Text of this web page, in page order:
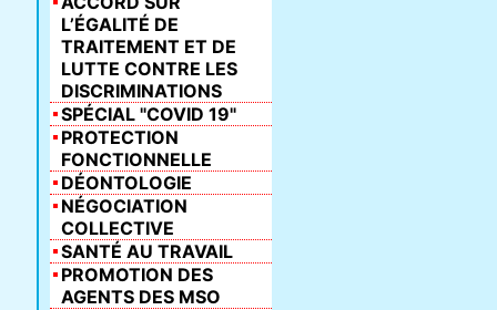
L’ÉGALITÉ DE
TRAITEMENT ET DE
LUTTE CONTRE LES
DISCRIMINATIONS
SPÉCIAL "COVID 19"
PROTECTION
FONCTIONNELLE
DÉONTOLOGIE
NÉGOCIATION
COLLECTIVE
SANTÉ AU TRAVAIL
PROMOTION DES
AGENTS DES MSO